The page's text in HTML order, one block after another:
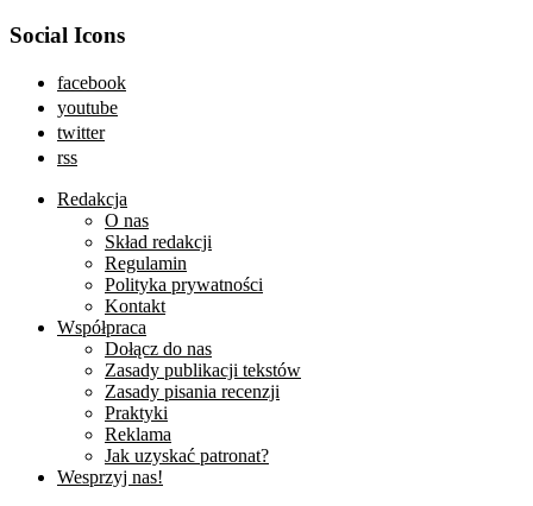
Social Icons
facebook
youtube
twitter
rss
Redakcja
O nas
Skład redakcji
Regulamin
Polityka prywatności
Kontakt
Współpraca
Dołącz do nas
Zasady publikacji tekstów
Zasady pisania recenzji
Praktyki
Reklama
Jak uzyskać patronat?
Wesprzyj nas!